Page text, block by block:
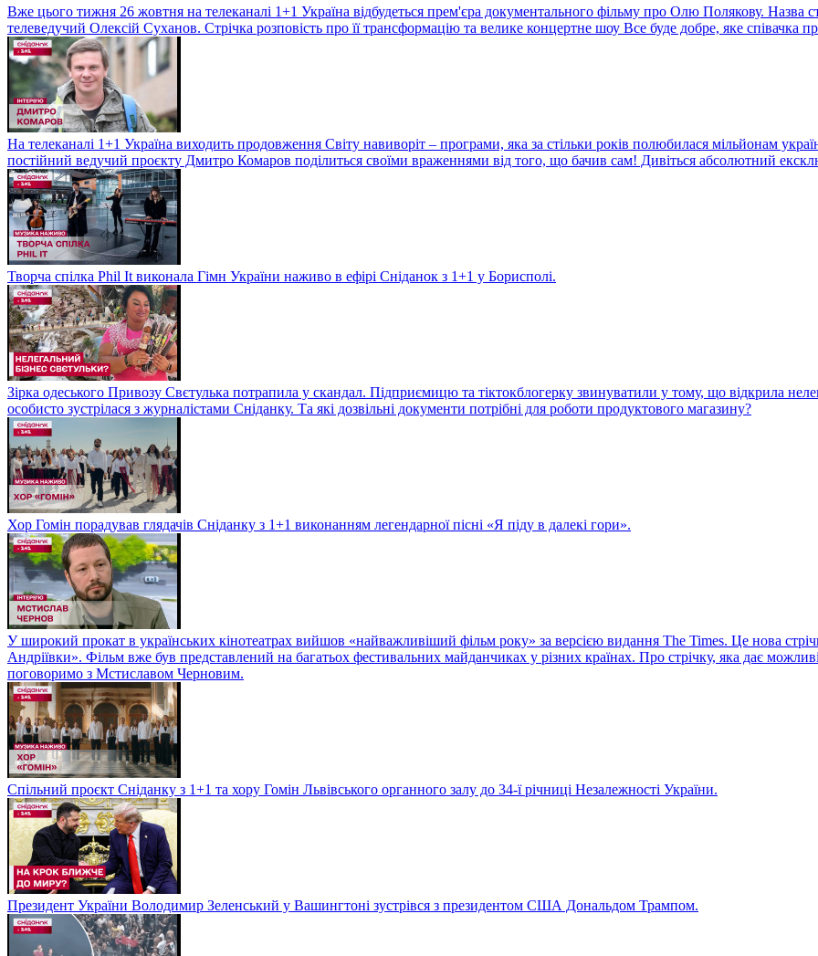
Вже цього тижня 26 жовтня на телеканалі 1+1 Україна відбудеться прем'єра документального фільму про Олю Полякову. Назва
телеведучий Олексій Суханов. Стрічка розповість про її трансформацію та велике концертне шоу Все буде добре, яке співачка
На телеканалі 1+1 Україна виходить продовження Світу навиворіт – програми, яка за стільки років полюбилася мільйонам
постійний ведучий проєкту Дмитро Комаров поділиться своїми враженнями від того, що бачив сам! Дивіться абсолютний
Творча спілка Phil It виконала Гімн України наживо в ефірі Сніданок з 1+1 у Борисполі.
Зірка одеського Привозу Свєтулька потрапила у скандал. Підприємицю та тіктокблогерку звинуватили у тому, що відкрила
особисто зустрілася з журналістами Сніданку. Та які дозвільні документи потрібні для роботи продуктового магазину?
Хор Гомін порадував глядачів Сніданку з 1+1 виконанням легендарної пісні «Я піду в далекі гори».
У широкий прокат в українських кінотеатрах вийшов «найважливіший фільм року» за версією видання The Times. Це нова
Андріївки». Фільм вже був представлений на багатьох фестивальних майданчиках у різних країнах. Про стрічку, яка дає
поговоримо з Мстиславом Черновим.
Спільний проєкт Сніданку з 1+1 та хору Гомін Львівського органного залу до 34-ї річниці Незалежності України.
Президент України Володимир Зеленський у Вашингтоні зустрівся з президентом США Дональдом Трампом.